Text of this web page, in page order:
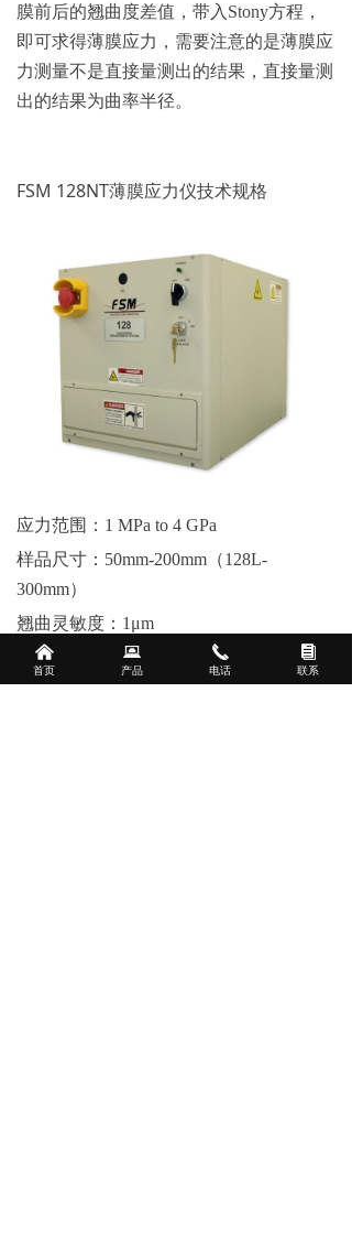
膜前后的翘曲度差值，带入Stony方程，
即可求得薄膜应力，需要注意的是薄膜应
力测量不是直接量测出的结果，直接量测
出的结果为曲率半径。
FSM 128NT薄膜应力仪技术规格
应力范围：1 MPa to 4 GPa
样品尺寸：50mm-200mm（128L-
300mm）
翘曲灵敏度：1 μm
结果呈现：2D/3D Mapping
낀
首页
뀵
产品
끅
电话
뀴
联系